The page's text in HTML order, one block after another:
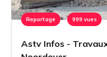
Reportage 999 vues
Astv Infos -